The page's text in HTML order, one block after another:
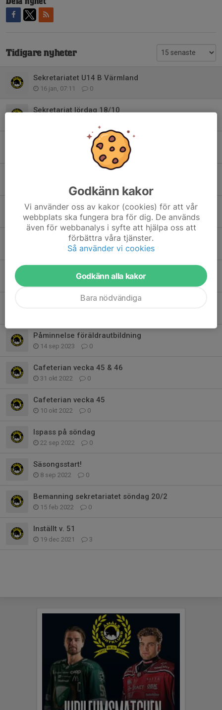
Dela nyhet
Tidigare nyheter
Sekretariatet U14 B Värmland
16 jan, 07:11 0
Sekretariat lördag 18/10
Sekretariat lördag 4/10
23 sep 2025 0
Cafeterian v. 40 & 42
21 sep 2025 2
Sekretariat kommande poolspel säsongen 23/34
22 okt 2023 0
0
Föreläsningar inställda
Påminnelse föräldrautbildning
14 sep 2023 0
Cafeterian vecka 45 & 46
31 okt 2022 0
Cafeterian vecka 45
10 okt 2022 0
Ispass på söndag
22 sep 2022 0
Säsongsstart!
8 sep 2022 0
Bemanning sekretariatet söndag 20/2
15 feb 2022 0
Inställt v. 51
19 dec 2021 3
Godkänn kakor
Vi använder oss av kakor (cookies) för att vår
webbplats ska fungera bra för dig. De används
även för webbanalys i syfte att hjälpa oss att
förbättra våra tjänster.
Så använder vi cookies
Godkänn alla kakor
Bara nödvändiga